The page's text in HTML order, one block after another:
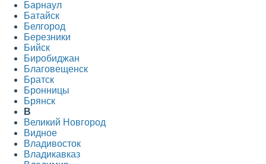
Барнаул
Батайск
Белгород
Березники
Бийск
Биробиджан
Благовещенск
Братск
Бронницы
Брянск
В
Великий Новгород
Видное
Владивосток
Владикавказ